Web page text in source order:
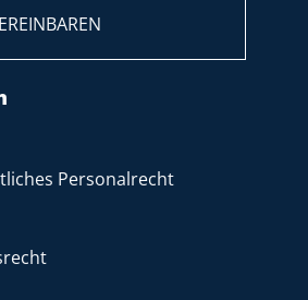
Personalrecht